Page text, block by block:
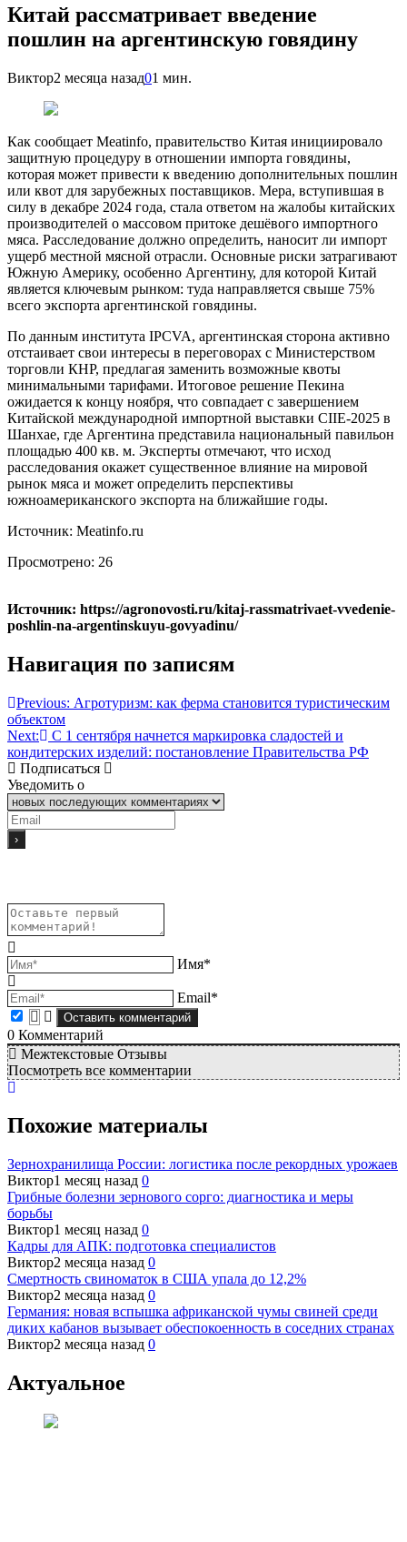
Китай рассматривает введение
пошлин на аргентинскую говядину
Виктор2 месяца назад01 мин.
Как сообщает Meatinfo, правительство Китая инициировало
защитную процедуру в отношении импорта говядины,
которая может привести к введению дополнительных пошлин
или квот для зарубежных поставщиков. Мера, вступившая в
силу в декабре 2024 года, стала ответом на жалобы китайских
производителей о массовом притоке дешёвого импортного
мяса. Расследование должно определить, наносит ли импорт
ущерб местной мясной отрасли. Основные риски затрагивают
Южную Америку, особенно Аргентину, для которой Китай
является ключевым рынком: туда направляется свыше 75%
всего экспорта аргентинской говядины.
По данным института IPCVA, аргентинская сторона активно
отстаивает свои интересы в переговорах с Министерством
торговли КНР, предлагая заменить возможные квоты
минимальными тарифами. Итоговое решение Пекина
ожидается к концу ноября, что совпадает с завершением
Китайской международной импортной выставки CIIE-2025 в
Шанхае, где Аргентина представила национальный павильон
площадью 400 кв. м. Эксперты отмечают, что исход
расследования окажет существенное влияние на мировой
рынок мяса и может определить перспективы
южноамериканского экспорта на ближайшие годы.
Источник: Meatinfo.ru
Просмотрено: 26
Источник: https://agronovosti.ru/kitaj-rassmatrivaet-vvedenie-
poshlin-na-argentinskuyu-govyadinu/
Навигация по записям
Previous: Агротуризм: как ферма становится туристическим
объектом
Next:
С 1 сентября начнется маркировка сладостей и
кондитерских изделий: постановление Правительства РФ
Подписаться
Уведомить о
Имя*
Email*
0 Комментарий
Межтекстовые Отзывы
Посмотреть все комментарии
Похожие материалы
Зернохранилища России: логистика после рекордных урожаев
Виктор1 месяц назад 0
Грибные болезни зернового сорго: диагностика и меры
борьбы
Виктор1 месяц назад 0
Кадры для АПК: подготовка специалистов
Виктор2 месяца назад 0
Смертность свиноматок в США упала до 12,2%
Виктор2 месяца назад 0
Германия: новая вспышка африканской чумы свиней среди
диких кабанов вызывает обеспокоенность в соседних странах
Виктор2 месяца назад 0
Актуальное